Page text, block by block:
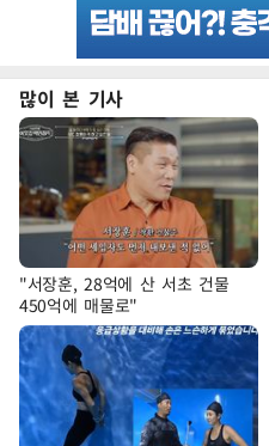
많이 본 기사
"서장훈, 28억에 산 서초 건물
450억에 매물로"